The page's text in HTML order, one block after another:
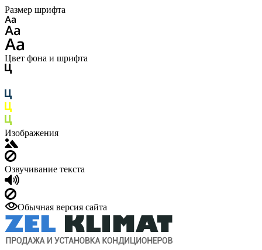
Размер шрифта
Цвет фона и шрифта
Изображения
Озвучивание текста
Обычная версия сайта